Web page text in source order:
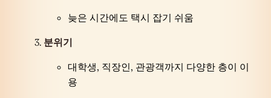
늦은 시간에도 택시 잡기 쉬움
분위기
대학생, 직장인, 관광객까지 다양한 층이 이
용